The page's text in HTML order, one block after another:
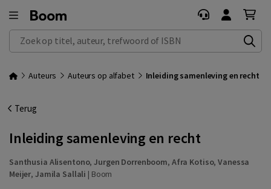
Zoek op titel, auteur, trefwoord of ISBN
Auteurs Auteurs op alfabet Inleiding samenleving en recht
Terug
Inleiding samenleving en recht
Santhusia Alisentono,Jurgen Dorrenboom, Afra Kotiso,Vanessa
Meijer, Jamila Sallali | Boom